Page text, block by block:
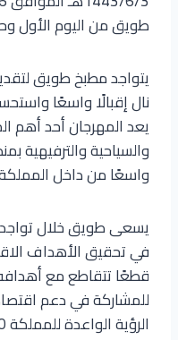
طويق من اليوم الأول
يتواجد مطبخ طويق
نال إقبالًا واسعًا
يعد المهرجان أحد أهم
والسياحية والترفيهية
واسعًا من داخل
يسعى طويق خلال
في تحقيق الأهداف
قطعًا تتقاطع مع
للمشاركة في دعم
الرؤية الواعدة للمملكة 2030.